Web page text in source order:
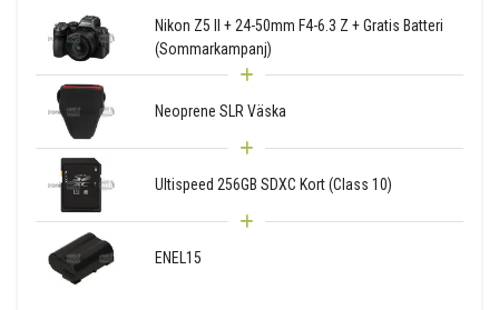
Nikon Z5 II + 24-50mm F4-6.3 Z + Gratis Batteri
(Sommarkampanj)
Neoprene SLR Väska
Ultispeed 256GB SDXC Kort (Class 10)
ENEL15